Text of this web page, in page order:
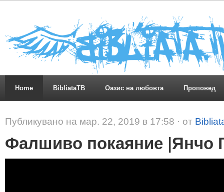
Home BibliataTB Оазис на любовта Проповед
Публикувано на мар. 22, 2019 в 17:58 · от
Фалшиво покаяние |Янчо